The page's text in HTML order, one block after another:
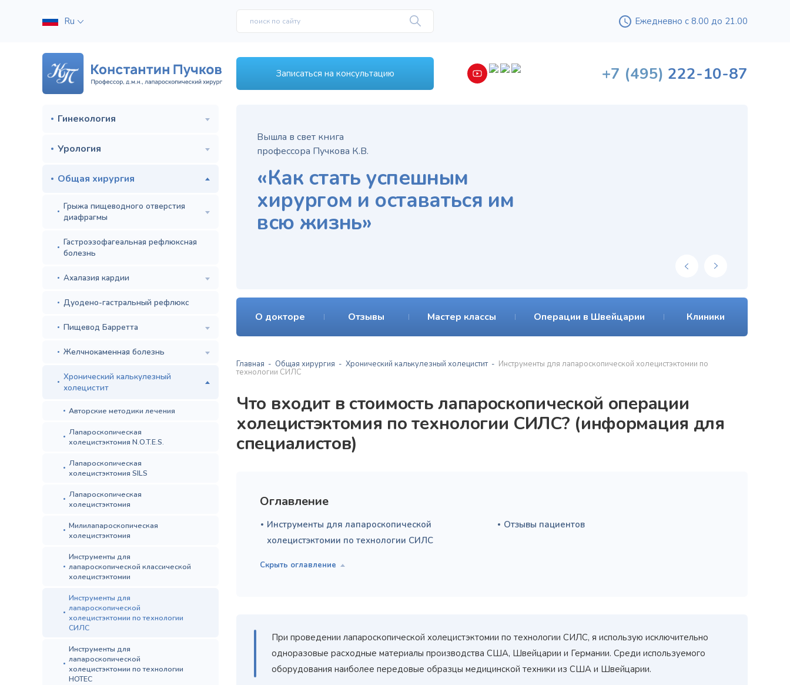
Ru Ежедневно с 8.00 до 21.00
Записаться на консультацию +7 (495) 222-10-87
Гинекология
Урология
Общая хирургия
Грыжа пищеводного отверстия
диафрагмы
Гастроэзофагеальная рефлюксная
болезнь
Ахалазия кардии
Дуодено-гастральный рефлюкс
Пищевод Барретта
Желчнокаменная болезнь
Хронический калькулезный
холецистит
Авторские методики лечения
Лапароскопическая
холецистэктомия N.O.T.E.S.
Лапароскопическая
холецистэктомия SILS
Лапароскопическая
холецистэктомия
Милилапароскопическая
холецистэктомия
Инструменты для
лапароскопической классической
холецистэктомии
Инструменты для
лапароскопической
холецистэктомии по технологии
СИЛС
Инструменты для
лапароскопической
холецистэктомии по технологии
НОТЕС
Вышла в свет книга
профессора Пучкова К.В.
«Как стать успешным
хирургом и оставаться им
всю жизнь»
О докторе Отзывы Мастер классы Операции в Швейцарии Клиники
Главная Общая хирургия Хронический калькулезный холецистит Инструменты для лапароскопической холецистэктомии по
технологии СИЛС
Что входит в стоимость лапароскопической операции
холецистэктомия по технологии СИЛС? (информация для
специалистов)
Оглавление
Инструменты для лапароскопической
холецистэктомии по технологии СИЛС
Отзывы пациентов
При проведении лапароскопической холецистэктомии по технологии СИЛС, я использую исключительно
одноразовые расходные материалы производства США, Швейцарии и Германии. Среди используемого
оборудования наиболее передовые образцы медицинской техники из США и Швейцарии.